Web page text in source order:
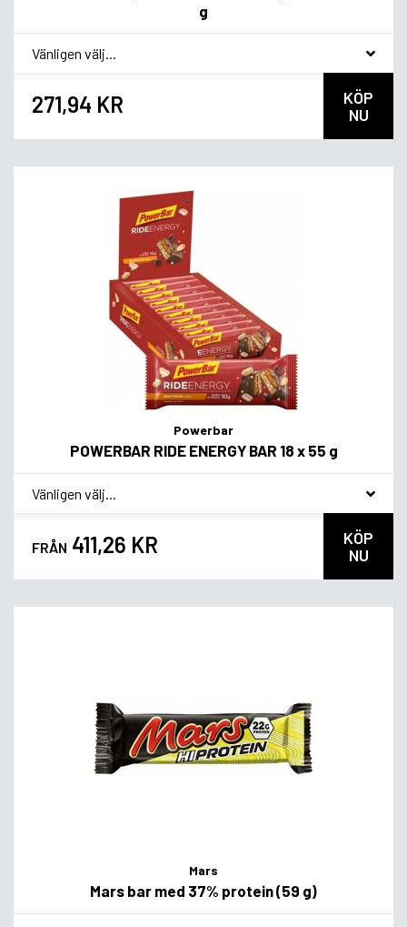
g
* Smakvariant
271,94 KR
KÖP
NU
Powerbar
POWERBAR RIDE ENERGY BAR 18 x 55 g
* Smagsvariant
FRÅN 411,26 KR
KÖP
NU
Mars
Mars bar med 37% protein (59 g)